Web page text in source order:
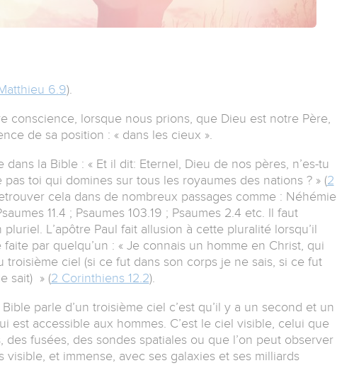
6.9).
conscience, lorsque nous prions, que Dieu est notre Père,
de sa position : « dans les cieux ».
la Bible : « Et il dit: Eternel, Dieu de nos pères, n’es-tu
pas toi qui domines sur tous les royaumes des nations ? » (2
cela dans de nombreux passages comme : Néhémie
11.4 ; Psaumes 103.19 ; Psaumes 2.4 etc. Il faut
L’apôtre Paul fait allusion à cette pluralité lorsqu’il
par quelqu’un : « Je connais un homme en Christ, qui
troisième ciel (si ce fut dans son corps je ne sais, si ce fut
sait) » (2 Corinthiens 12.2).
parle d’un troisième ciel c’est qu’il y a un second et un
est accessible aux hommes. C’est le ciel visible, celui que
des fusées, des sondes spatiales ou que l’on peut observer
visible, et immense, avec ses galaxies et ses milliards